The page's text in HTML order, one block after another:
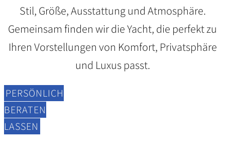
Stil, Größe, Ausstattung und Atmosphäre.
Gemeinsam finden wir die Yacht, die perfekt zu
Ihren Vorstellungen von Komfort, Privatsphäre
und Luxus passt.
PERSÖNLICH
BERATEN
LASSEN